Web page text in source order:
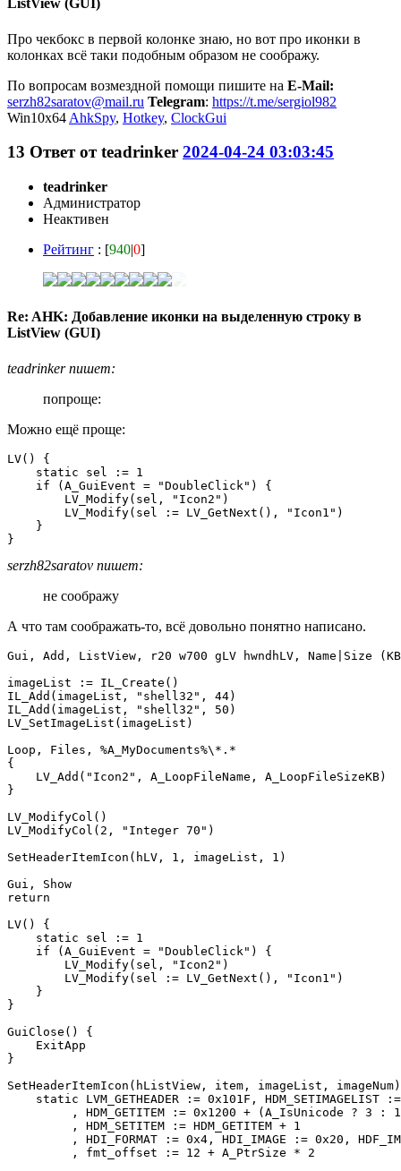
ListView (GUI)
Про чекбокс в первой колонке знаю, но вот про иконки в
колонках всё таки подобным образом не соображу.
По вопросам возмездной помощи пишите на E-Mail:
serzh82saratov@mail.ru Telegram: https://t.me/sergiol982
Win10x64 AhkSpy, Hotkey, ClockGui
13 Ответ отteadrinker 2024-04-24 03:03:45
teadrinker
Администратор
Неактивен
Рейтинг : [940|0]
Re: AHK: Добавление иконки на выделенную строку в
ListView (GUI)
teadrinker пишет:
попроще:
Можно ещё проще:
LV() {
    static sel := 1
    if (A_GuiEvent = "DoubleClick") {
        LV_Modify(sel, "Icon2")
        LV_Modify(sel := LV_GetNext(), "Icon1")
    }
}
serzh82saratov пишет:
не соображу
А что там соображать-то, всё довольно понятно написано.
Gui, Add, ListView, r20 w700 gLV hwndhLV, Name|Size
imageList := IL_Create()
IL_Add(imageList, "shell32", 44)
IL_Add(imageList, "shell32", 50)
LV_SetImageList(imageList)
Loop, Files, %A_MyDocuments%\*.*
{
    LV_Add("Icon2", A_LoopFileName, A_LoopFileSizeKB)
}
LV_ModifyCol()
LV_ModifyCol(2, "Integer 70")
SetHeaderItemIcon(hLV, 1, imageList, 1)
Gui, Show
return
LV() {
    static sel := 1
    if (A_GuiEvent = "DoubleClick") {
        LV_Modify(sel, "Icon2")
        LV_Modify(sel := LV_GetNext(), "Icon1")
    }
}
GuiClose() {
    ExitApp
}
SetHeaderItemIcon(hListView, item, imageList,
static LVM_GETHEADER := 0x101F, HDM_SETIMAGELIST
, HDM_GETITEM := 0x1200 + (A_IsUnicode ? 3 :
         , HDM_SETITEM := HDM_GETITEM + 1
, HDI_FORMAT := 0x4, HDI_IMAGE := 0x20,
         , fmt_offset := 12 + A_PtrSize * 2